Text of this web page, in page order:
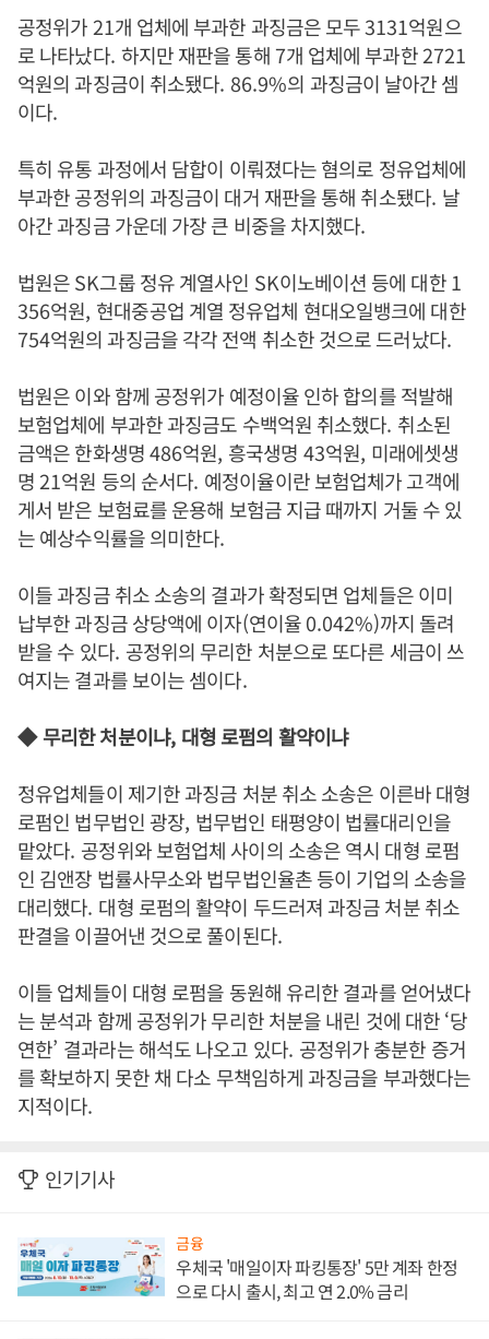
공정위가 21개 업체에 부과한 과징금은 모두3131억원으
로 나타났다. 하지만 재판을 통해7개 업체에 부과한2721
억원의 과징금이 취소됐다. 86.9%의 과징금이 날아간 셈
이다.
특히 유통 과정에서 담합이 이뤄졌다는 혐의로 정유업체에
부과한 공정위의 과징금이 대거 재판을 통해 취소됐다. 날
아간 과징금 가운데 가장 큰 비중을 차지했다.
법원은SK그룹 정유 계열사인 SK이노베이션 등에 대한1
356억원, 현대중공업 계열 정유업체 현대오일뱅크에 대한
754억원의 과징금을 각각 전액 취소한 것으로 드러났다.
법원은 이와 함께 공정위가 예정이율 인하 합의를 적발해
보험업체에 부과한 과징금도 수백억원 취소했다. 취소된
금액은 한화생명486억원, 흥국생명 43억원, 미래에셋생
명 21억원 등의 순서다. 예정이율이란 보험업체가 고객에
게서 받은 보험료를 운용해 보험금 지급 때까지 거둘 수 있
는 예상수익률을 의미한다.
이들 과징금 취소 소송의 결과가 확정되면 업체들은 이미
납부한 과징금 상당액에 이자(연이율0.042%)까지 돌려
받을 수 있다. 공정위의 무리한 처분으로 또다른 세금이 쓰
여지는 결과를 보이는 셈이다.
◆무리한 처분이냐, 대형 로펌의 활약이냐
정유업체들이 제기한 과징금 처분 취소 소송은 이른바 대형
로펌인 법무법인 광장, 법무법인 태평양이 법률대리인을
맡았다. 공정위와 보험업체 사이의 소송은 역시 대형 로펌
인 김앤장 법률사무소와 법무법인율촌 등이 기업의 소송을
대리했다. 대형 로펌의 활약이 두드러져 과징금 처분 취소
판결을 이끌어낸 것으로 풀이된다.
이들 업체들이 대형 로펌을 동원해 유리한 결과를 얻어냈다
는 분석과 함께 공정위가 무리한 처분을 내린 것에 대한‘당
연한’ 결과라는 해석도 나오고 있다. 공정위가 충분한 증거
를 확보하지 못한 채 다소 무책임하게 과징금을 부과했다는
지적이다.
인기기사
금융
우체국 '매일이자 파킹통장' 5만 계좌 한정
으로 다시 출시, 최고 연 2.0% 금리